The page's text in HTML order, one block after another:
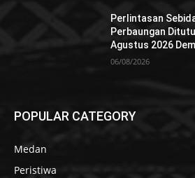
Perlintasan
Perbaungan
Agustus 2026
06/08/2026
POPULAR CATEGORY
Medan
Peristiwa